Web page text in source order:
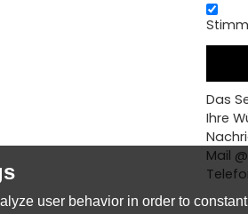
Das
Ihre
Mail
user behavior in order to